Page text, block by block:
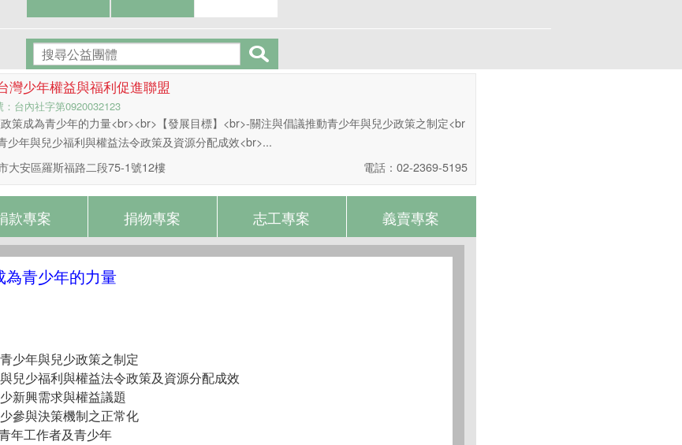
灣少年權益與福利促進聯盟
：台內社字第0920032123
政策成為青少年的力量<br><br>【發展目標】<br>-關注與倡議推動青少年與兒少政策之制定<br
少年與兒少福利與權益法令政策及資源分配成效<br>...
大安區羅斯福路二段75-1號12樓
電話：02-2369-5195
款專案 捐物專案 志工專案 義賣專案
青少年的力量
少年與兒少政策之制定
兒少福利與權益法令政策及資源分配成效
新興需求與權益議題
參與決策機制之正常化
年工作者及青少年